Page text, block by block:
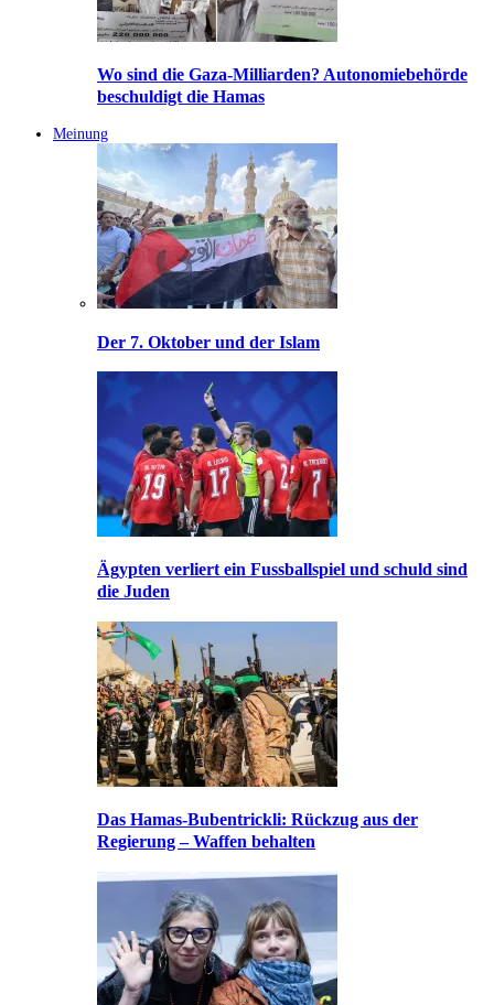
Wo sind die Gaza-Milliarden? Autonomiebehörde
beschuldigt die Hamas
Meinung
Der 7. Oktober und der Islam
Ägypten verliert ein Fussballspiel und schuld sind
die Juden
Das Hamas-Bubentrickli: Rückzug aus der
Regierung – Waffen behalten